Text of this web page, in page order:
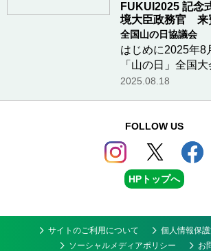
FUKUI2025 記
境大臣政務官 来
全国山の日協議会
はじめに2025年
「山の日」全国
念式典五十嵐 清
官の五十嵐清で
「山の日」全国
2025.08.18
FOLLOW US
HPトップへ
サイトのご利用について
個人情報保
ソーシャルメディアポリシー
お